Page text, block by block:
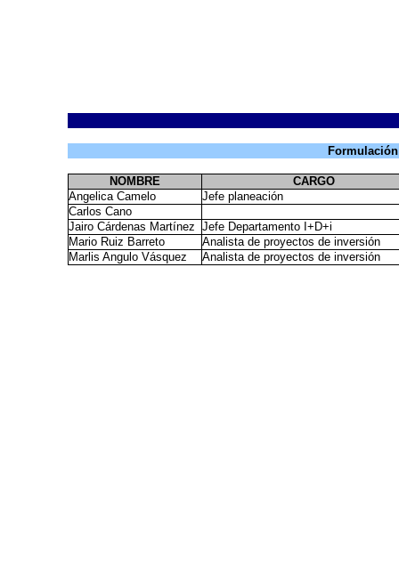
NOMBRE
CARGO
Angelica Camelo
Jefe planeación
Carlos Cano
Jairo Cárdenas Martínez Jefe Departamento I+D+i
Mario Ruiz Barreto
Analista de proyectos de inversión
Marlis Angulo Vásquez
Analista de proyectos de inversión